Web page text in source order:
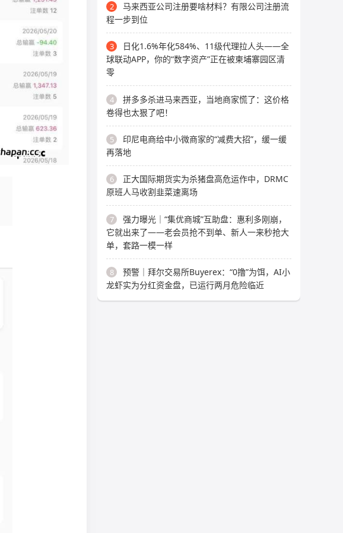
2
马来西亚公司注册要啥材料？有限公司注册流
程一步到位
3
日化1.6%年化584%、11级代理拉人头——全
球联动APP，你的“数字资产”正在被柬埔寨园区清
零
4
拼多多杀进马来西亚，当地商家慌了：这价格
卷得也太狠了吧！
5
印尼电商给中小微商家的“减费大招”，缓一缓
再落地
6
正大国际期货实为杀猪盘高危运作中，DRMC
原班人马收割韭菜速离场
7
强力曝光｜“集优商城”互助盘：惠利多刚崩，
它就出来了——老会员抢不到单、新人一来秒抢大
单，套路一模一样
8
预警｜拜尔交易所Buyerex：“0撸”为饵，AI小
龙虾实为分红资金盘，已运行两月危险临近